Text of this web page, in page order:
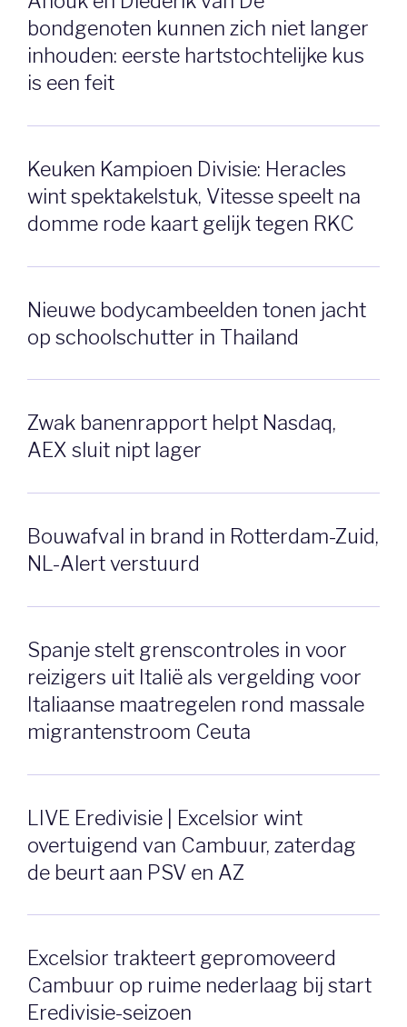
bondgenoten kunnen zich niet langer
inhouden: eerste hartstochtelijke kus
is een feit
Keuken Kampioen Divisie: Heracles
wint spektakelstuk, Vitesse speelt na
domme rode kaart gelijk tegen RKC
Nieuwe bodycambeelden tonen jacht
op schoolschutter in Thailand
Zwak banenrapport helpt Nasdaq,
AEX sluit nipt lager
Bouwafval in brand in Rotterdam-Zuid,
NL-Alert verstuurd
Spanje stelt grenscontroles in voor
reizigers uit Italië als vergelding voor
Italiaanse maatregelen rond massale
migrantenstroom Ceuta
LIVE Eredivisie | Excelsior wint
overtuigend van Cambuur, zaterdag
de beurt aan PSV en AZ
Excelsior trakteert gepromoveerd
Cambuur op ruime nederlaag bij start
Eredivisie-seizoen